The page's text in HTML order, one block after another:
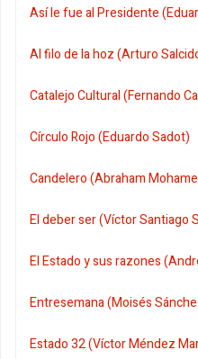
Así le fue al Presidente
Al filo de la hoz (Arturo
Catalejo Cultural (Fernando
Círculo Rojo (Eduardo Sadot)
Candelero (Abraham
El deber ser (Víctor Santiago
El Estado y sus razones
Entresemana (Moisés
Estado 32 (Víctor Méndez